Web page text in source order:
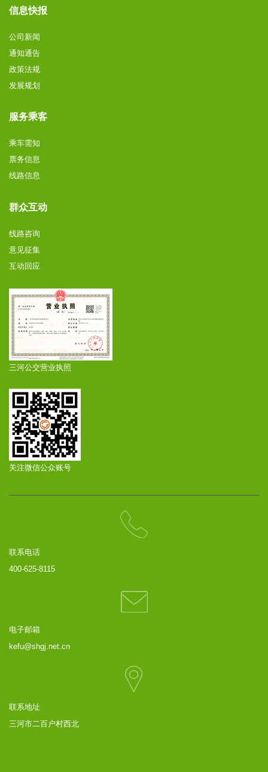
信息快报
公司新闻
通知通告
政策法规
发展规划
服务乘客
乘车需知
票务信息
线路信息
群众互动
线路咨询
意见征集
互动回应
三河公交营业执照
关注微信公众账号
联系电话
400-625-8115
电子邮箱
kefu@shgj.net.cn
联系地址
三河市二百户村西北